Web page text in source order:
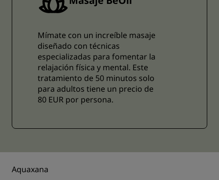
Mímate con un increíble masaje
diseñado con técnicas
especializadas para fomentar la
relajación física y mental. Este
tratamiento de 50 minutos solo
para adultos tiene un precio de
80 EUR por persona.
Aquaxana